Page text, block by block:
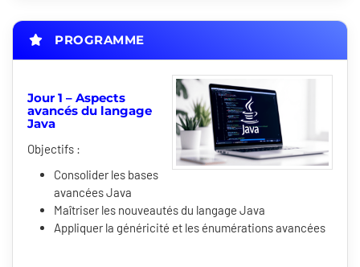
PROGRAMME
Jour 1 – Aspects
avancés du langage
Java
Objectifs :
Consolider les bases
avancées Java
Maîtriser les nouveautés du langage Java
Appliquer la généricité et les énumérations avancées